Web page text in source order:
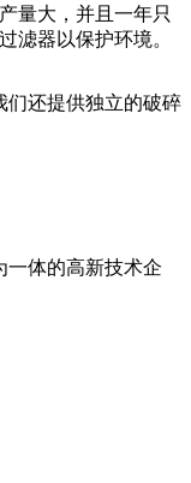
量大，并且一年只
滤器以保护环境。
们还提供独立的破碎
一体的高新技术企